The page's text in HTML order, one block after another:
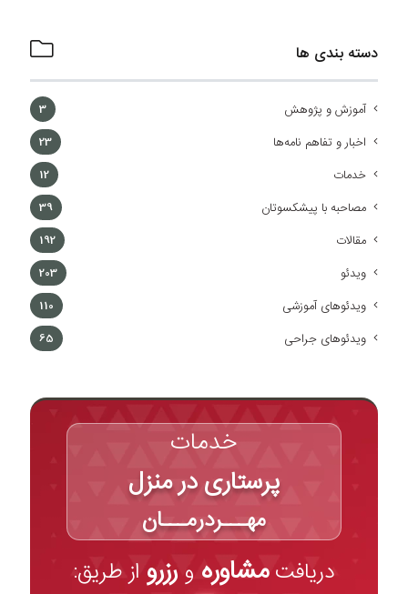
دسته بندی ها
آموزش و پژوهش 3
اخبار و تفاهم نامه‌ها 23
خدمات 12
مصاحبه با پیشکسوتان 39
مقالات 192
ویدئو 203
ویدئوهای آموزشی 110
ویدئوهای جراحی 65
خدمات
پرستاری در منزل
مهـــردرمـــان
دریافتمشاوره و رزرو از طریق: